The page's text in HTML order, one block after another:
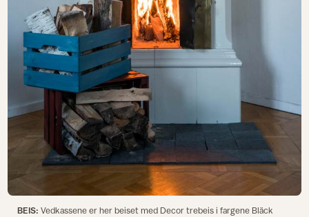
BEIS: Vedkassene er her beiset med Decor trebeis i fargene Bläck